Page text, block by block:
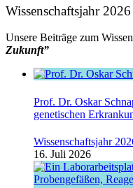
Wissenschaftsjahr 2026
Unsere Beiträge zum
Zukunft”
Prof. Dr. Oskar
genetischen
Wissenschaftsjahr
16. Juli 2026